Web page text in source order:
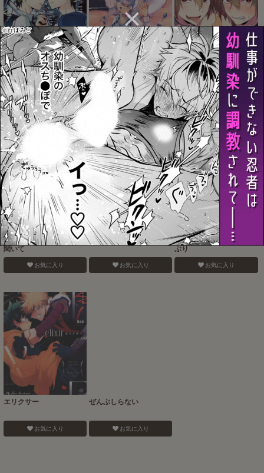
Blue Paranoia
お気に入り
バナナスプリットホット
ファッジサンデー
お気に入り
認知の力ってすげぇ！！
お気に入り
おねがいだからいいこと
聞いて
お気に入り
ベガスの夜に跳ぶ兎
お気に入り
みたしてうそつきねこか
ぶり
お気に入り
エリクサー
お気に入り
ぜんぶしらない
お気に入り